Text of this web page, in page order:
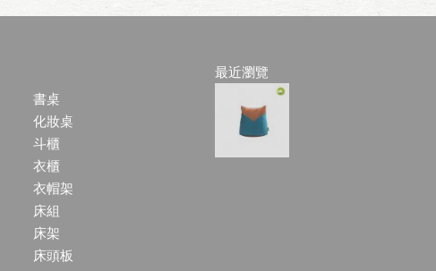
書桌
化妝桌
斗櫃
衣櫃
衣帽架
床組
床架
床頭板
最近瀏覽